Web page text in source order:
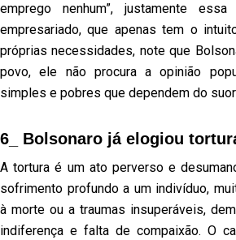
emprego nenhum”, justamente
empresariado, que apenas tem o
próprias necessidades, note que
povo, ele não procura a opinião
simples e pobres que dependem do
6_ Bolsonaro já elogiou
A tortura é um ato perverso e
sofrimento profundo a um indivíduo,
à morte ou a traumas insuperáveis,
indiferença e falta de compaixão. O